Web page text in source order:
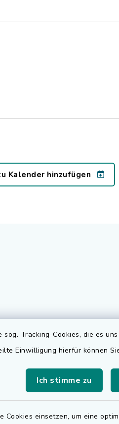
Tracking-Cookies, die es
Einwilligung hierfür können
Ich stimme zu
einsetzen, um eine
Kalender hinzufügen
Freitag:
Uhr